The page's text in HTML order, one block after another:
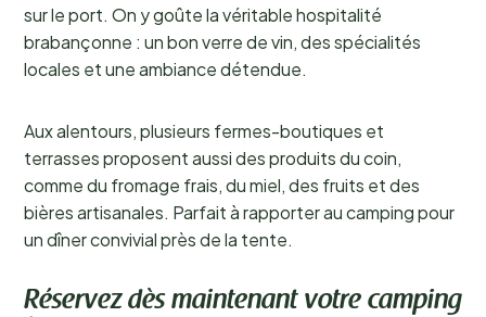
sur le port. On y goûte la véritable hospitalité
brabançonne : un bon verre de vin, des spécialités
locales et une ambiance détendue.
Aux alentours, plusieurs fermes-boutiques et
terrasses proposent aussi des produits du coin,
comme du fromage frais, du miel, des fruits et des
bières artisanales. Parfait à rapporter au camping pour
un dîner convivial près de la tente.
Réservez dès maintenant votre camping